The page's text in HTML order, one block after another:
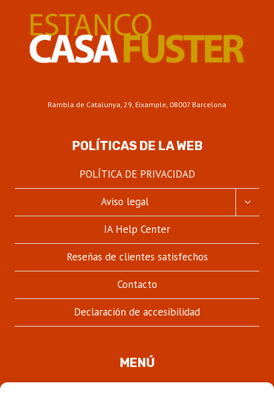
Rambla de Catalunya, 29, Eixample, 08007 Barcelona
POLÍTICAS DE LA WEB
POLÍTICA DE PRIVACIDAD
Aviso legal
IA Help Center
Reseñas de clientes satisfechos
Contacto
Declaración de accesibilidad
MENÚ